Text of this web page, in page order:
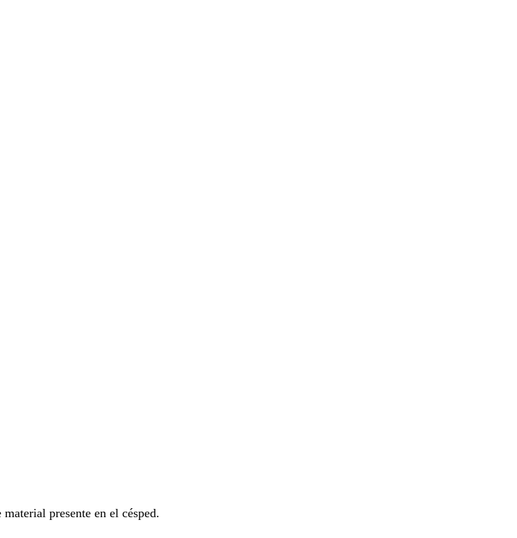
presente en el césped.